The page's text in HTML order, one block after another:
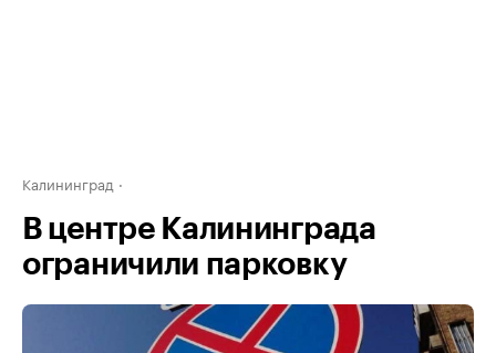
Калининград
В центре Калининграда
ограничили парковку